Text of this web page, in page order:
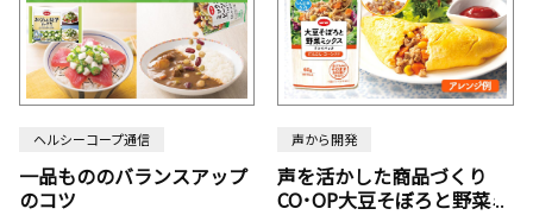
ヘルシーコープ通信
一品もののバランスアップ
のコツ
声から開発
声を活かした商品づくり
CO･OP大豆そぼろと野菜ミ